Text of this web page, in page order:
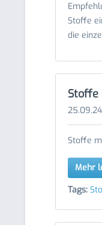
Stoffe
die
Stoffe
Stoffe
Mehr
Tags: